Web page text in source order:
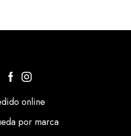
online
por marca